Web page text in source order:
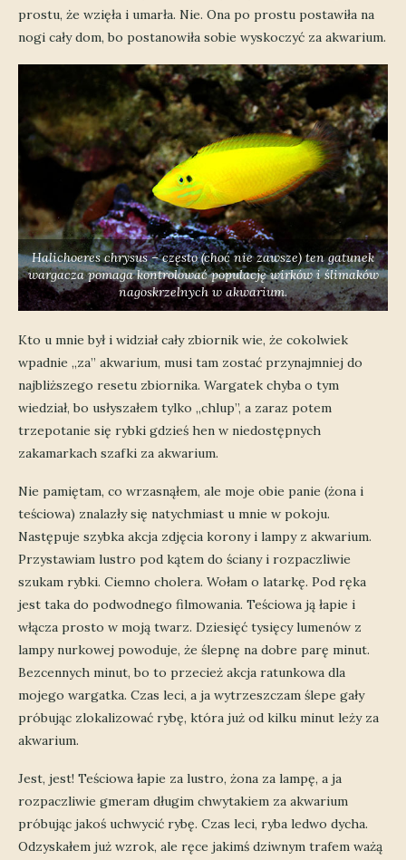
prostu, że wzięła i umarła. Nie. Ona po prostu postawiła na
nogi cały dom, bo postanowiła sobie wyskoczyć za akwarium.
Halichoeres chrysus – często (choć nie zawsze) ten gatunek
wargacza pomaga kontrolować populację wirków i ślimaków
nagoskrzelnych w akwarium.
Kto u mnie był i widział cały zbiornik wie, że cokolwiek
wpadnie „za” akwarium, musi tam zostać przynajmniej do
najbliższego resetu zbiornika. Wargatek chyba o tym
wiedział, bo usłyszałem tylko „chlup”, a zaraz potem
trzepotanie się rybki gdzieś hen w niedostępnych
zakamarkach szafki za akwarium.
Nie pamiętam, co wrzasnąłem, ale moje obie panie (żona i
teściowa) znalazły się natychmiast u mnie w pokoju.
Następuje szybka akcja zdjęcia korony i lampy z akwarium.
Przystawiam lustro pod kątem do ściany i rozpaczliwie
szukam rybki. Ciemno cholera. Wołam o latarkę. Pod ręka
jest taka do podwodnego filmowania. Teściowa ją łapie i
włącza prosto w moją twarz. Dziesięć tysięcy lumenów z
lampy nurkowej powoduje, że ślepnę na dobre parę minut.
Bezcennych minut, bo to przecież akcja ratunkowa dla
mojego wargatka. Czas leci, a ja wytrzeszczam ślepe gały
próbując zlokalizować rybę, która już od kilku minut leży za
akwarium.
Jest, jest! Teściowa łapie za lustro, żona za lampę, a ja
rozpaczliwie gmeram długim chwytakiem za akwarium
próbując jakoś uchwycić rybę. Czas leci, ryba ledwo dycha.
Odzyskałem już wzrok, ale ręce jakimś dziwnym trafem ważą